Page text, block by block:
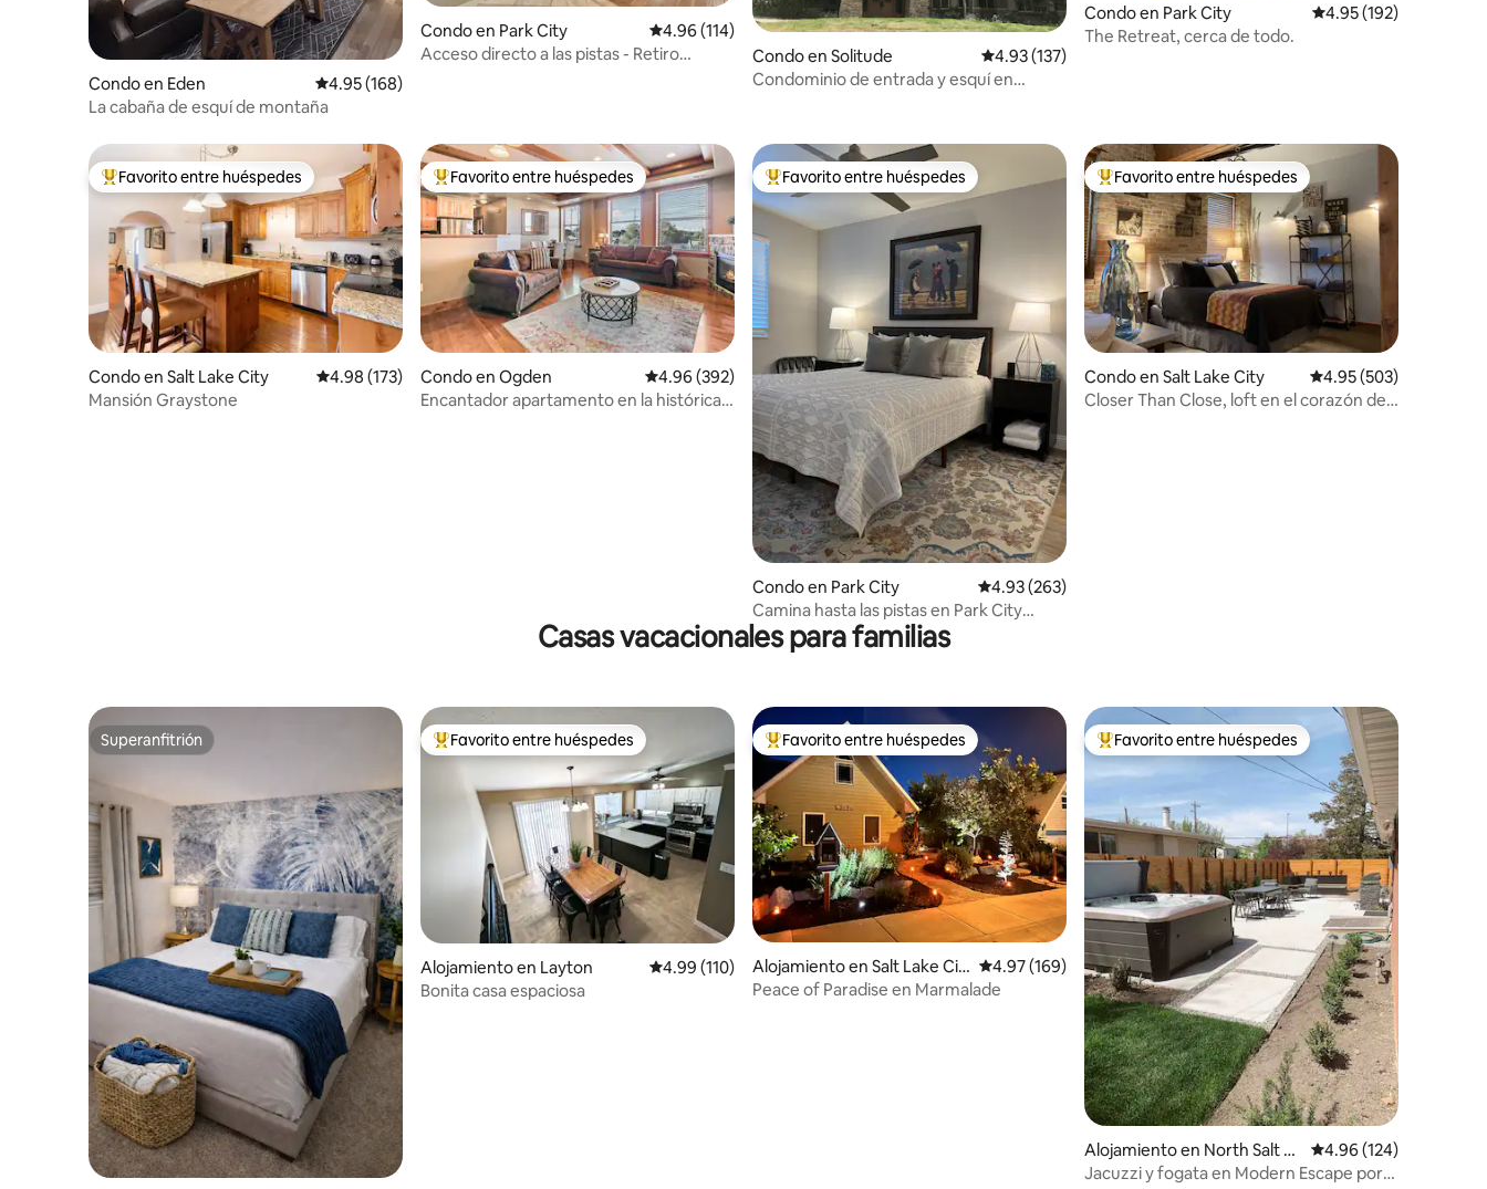
Condo en Eden Calificación promedio: 4.95 de 5, 168 reseñas
4.95 (168)
La cabaña de esquí de montaña
Condo en Park City Calificación promedio: 4.96 de 5, 114 reseñas
4.96 (114)
Acceso directo a las pistas - Retiro
Condo en Solitude Calificación promedio: 4.93 de 5, 137 reseñas
4.93 (137)
Condominio de entrada y esquí en
Condo en Park City Calificación promedio:
4.95 (192)
The Retreat, cerca de todo.
Favorito entre huéspedes preferido
Favorito entre huéspedes
Condo en Salt Lake City Calificación promedio: 4.98 de 5, 173 reseñas
4.98 (173)
Mansión Graystone
Favorito entre huéspedes preferido
Favorito entre huéspedes
Condo en Ogden Calificación promedio: 4.96 de 5, 392 reseñas
4.96 (392)
Encantador apartamento en la histórica
Favorito entre huéspedes preferido
Favorito entre huéspedes
Condo en Park City Calificación promedio: 4.93 de 5, 263 reseñas
4.93 (263)
Camina hasta las pistas en Park City
Mountain/Canyons
Favorito entre huéspedes preferido
Favorito entre huéspedes
Condo en Salt Lake City Calificación promedio:
4.95 (503)
Closer Than Close, loft en el corazón del
Casas vacacionales para familias
Superanfitrión
Superanfitrión Favorito entre huéspedes preferido
Favorito entre huéspedes
Alojamiento en Layton Calificación promedio: 4.99 de 5, 110 reseñas
4.99 (110)
Bonita casa espaciosa
Favorito entre huéspedes preferido
Favorito entre huéspedes
Alojamiento en Salt Lake Cit
y
Calificación promedio: 4.97 de 5, 169 reseñas
4.97 (169)
Peace of Paradise en Marmalade
Favorito entre huéspedes preferido
Favorito entre huéspedes
Alojamiento en North Salt La
ke
Calificación promedio:
4.96 (124)
Jacuzzi y fogata en Modern Escape por